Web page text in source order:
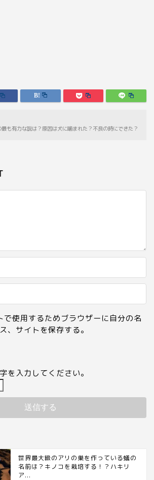
も有力な説は？原因は犬に噛まれた？不良の時にできた？
で使用するためブラウザーに自分の名
、サイトを保存する。
を入力してください。
世界最大級のアリの巣を作っている蟻の
名前は？キノコを栽培する！？ハキリ
ア...